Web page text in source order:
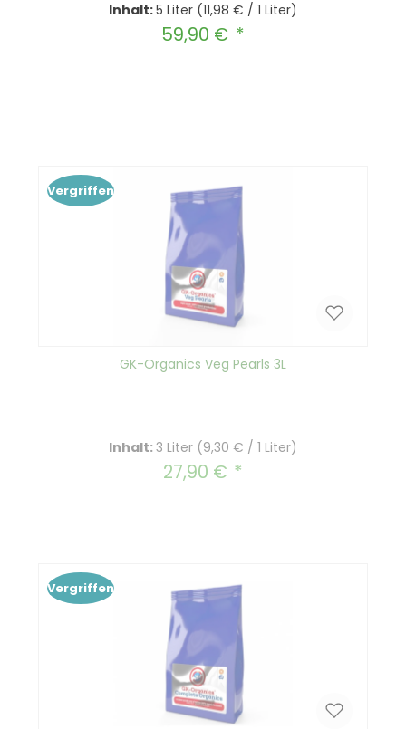
Inhalt:5 Liter (11,98 € / 1 Liter)
Regulärer Preis:
59,90 €
Vergriffen
GK-Organics Veg Pearls 3L
Inhalt:3 Liter (9,30 € / 1 Liter)
Regulärer Preis:
27,90 €
Vergriffen